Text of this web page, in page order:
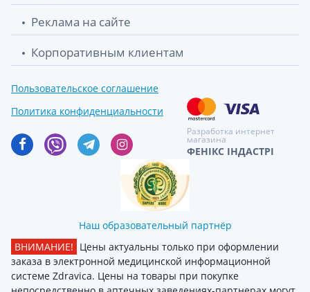
Реклама на сайте
Корпоративным клиентам
Пользовательское соглашение
Политика конфиденциальности
Разработка интернет
магазина
ФЕНІКС ІНДАСТРІ
Наш образовательный партнёр
ВНИМАНИЕ! Цены актуальны только при оформлении
заказа в электронной медицинской информационной
системе Zdravica. Цены на товары при покупке